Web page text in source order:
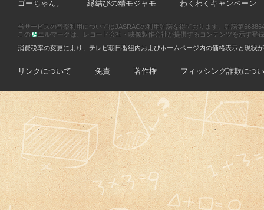
ゴーちゃん。 縁結びの精モジャモ わくわくキャンペーン
当サービスの音楽利用についてはJASRACの利用許諾を得ております。許諾第
この
エルマークは、レコード会社・映像製作会社が提供するコンテンツを示す登
消費税率の変更により、テレビ朝日番組内およびホームページ内の価格表示と現状
リンクについて 免責 著作権 フィッシング詐欺につ